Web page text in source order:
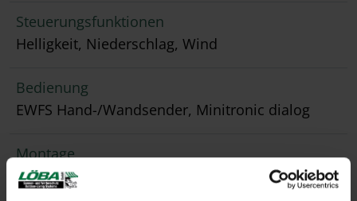
Steuerungsfunktionen
Helligkeit, Niederschlag, Wind
Bedienung
EWFS Hand-/Wandsender, Minitronic dialog
Montage
handelsübliche Schalterdose